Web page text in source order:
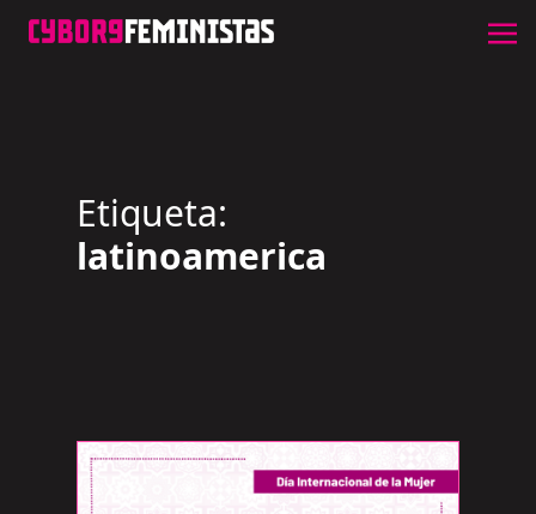
Etiqueta:
latinoamerica